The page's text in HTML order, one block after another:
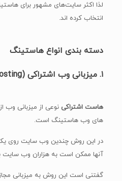
لذا اکثر سایت‌های مشهور برای
انتخاب کرده اند.
دسته بندی انواع هاستینگ
۱. میزبانی وب اشتراکی (Shared Web Hosting)
هاست اشتراکی نوعی از میزبانی وب
های وب هاستینگ است.
در این روش چندین وب سایت روی
آنها ممکن است به هزاران وب سایت
گفتنی است این روش به میزبانی